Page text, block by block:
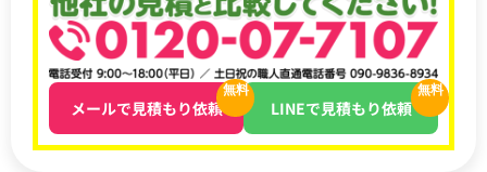
メールで見積もり依頼
無料
LINEで見積もり依頼
無料